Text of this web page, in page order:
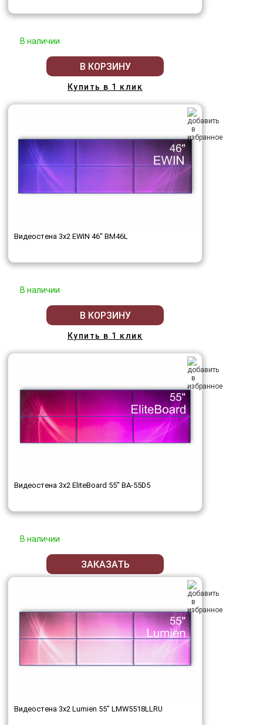
В наличии
В КОРЗИНУ
Купить в 1 клик
Видеостена 3x2 EWIN 46" BM46L
В наличии
В КОРЗИНУ
Купить в 1 клик
Видеостена 3x2 EliteBoard 55" BA-55D5
В наличии
ЗАКАЗАТЬ
Видеостена 3x2 Lumien 55" LMW5518LLRU